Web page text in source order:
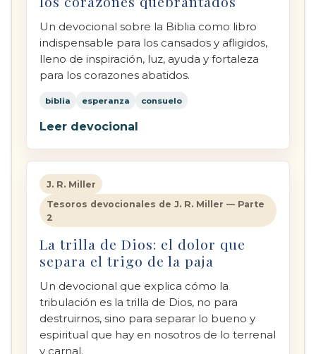
Un devocional sobre la Biblia como libro
indispensable para los cansados y afligidos,
lleno de inspiración, luz, ayuda y fortaleza
para los corazones abatidos.
biblia esperanza consuelo
Leer devocional
J. R. Miller
Tesoros devocionales de J. R. Miller — Parte
2
La trilla de Dios: el dolor que
separa el trigo de la paja
Un devocional que explica cómo la
tribulación es la trilla de Dios, no para
destruirnos, sino para separar lo bueno y
espiritual que hay en nosotros de lo terrenal
y carnal.